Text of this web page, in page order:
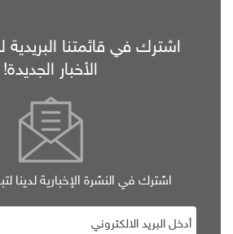
اشترك في قائمتنا
الأخبار الجديدة!
اشترك في النشرة الإخبارية لدينا